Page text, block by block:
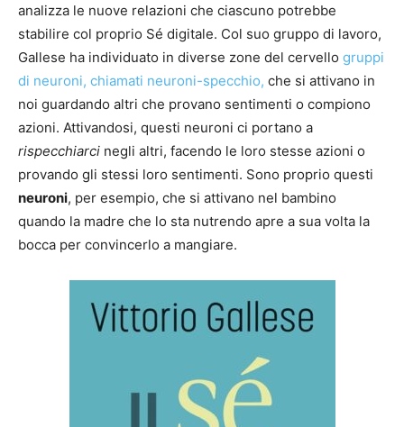
analizza le nuove relazioni che ciascuno potrebbe
stabilire col proprio Sé digitale. Col suo gruppo di lavoro,
Gallese ha individuato in diverse zone del cervello gruppi
di neuroni, chiamati neuroni-specchio, che si attivano in
noi guardando altri che provano sentimenti o compiono
azioni. Attivandosi, questi neuroni ci portano a
rispecchiarci negli altri, facendo le loro stesse azioni o
provando gli stessi loro sentimenti. Sono proprio questi
neuroni, per esempio, che si attivano nel bambino
quando la madre che lo sta nutrendo apre a sua volta la
bocca per convincerlo a mangiare.